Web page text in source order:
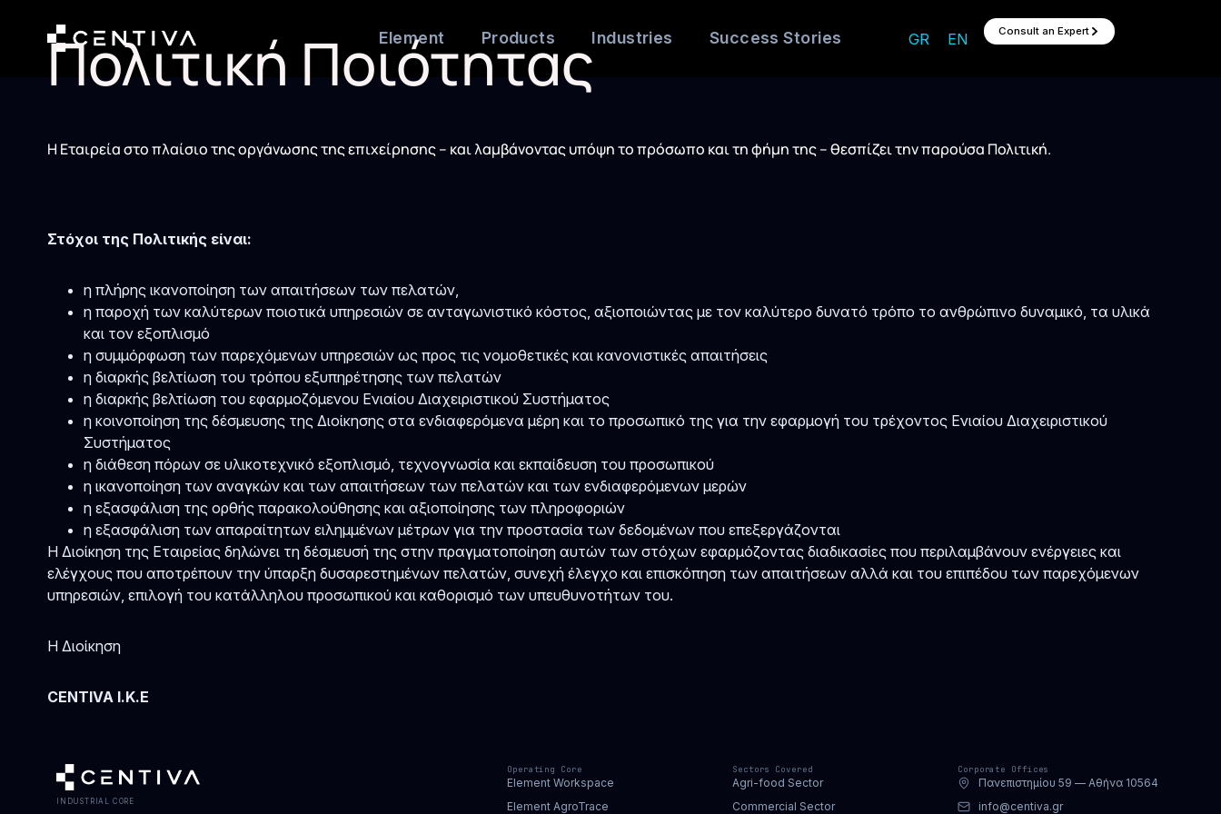
Element Products Industries Success Stories GR EN Consult an Expert
Πολιτική Ποιότητας
Η Εταιρεία στο πλαίσιο της οργάνωσης της επιχείρησης – και λαμβάνοντας υπόψη το πρόσωπο και τη φήμη της – θεσπίζει την παρούσα Πολιτική.
Στόχοι της Πολιτικής είναι:
η πλήρης ικανοποίηση των απαιτήσεων των πελατών,
η παροχή των καλύτερων ποιοτικά υπηρεσιών σε ανταγωνιστικό κόστος, αξιοποιώντας με τον καλύτερο δυνατό τρόπο το ανθρώπινο δυναμικό, τα υλικά
και τον εξοπλισμό
η συμμόρφωση των παρεχόμενων υπηρεσιών ως προς τις νομοθετικές και κανονιστικές απαιτήσεις
η διαρκής βελτίωση του τρόπου εξυπηρέτησης των πελατών
η διαρκής βελτίωση του εφαρμοζόμενου Ενιαίου Διαχειριστικού Συστήματος
η κοινοποίηση της δέσμευσης της Διοίκησης στα ενδιαφερόμενα μέρη και το προσωπικό της για την εφαρμογή του τρέχοντος Ενιαίου Διαχειριστικού
Συστήματος
η διάθεση πόρων σε υλικοτεχνικό εξοπλισμό, τεχνογνωσία και εκπαίδευση του προσωπικού
η ικανοποίηση των αναγκών και των απαιτήσεων των πελατών και των ενδιαφερόμενων μερών
η εξασφάλιση της ορθής παρακολούθησης και αξιοποίησης των πληροφοριών
η εξασφάλιση των απαραίτητων ειλημμένων μέτρων για την προστασία των δεδομένων που επεξεργάζονται
Η Διοίκηση της Εταιρείας δηλώνει τη δέσμευσή της στην πραγματοποίηση αυτών των στόχων εφαρμόζοντας διαδικασίες που περιλαμβάνουν ενέργειες και
ελέγχους που αποτρέπουν την ύπαρξη δυσαρεστημένων πελατών, συνεχή έλεγχο και επισκόπηση των απαιτήσεων αλλά και του επιπέδου των παρεχόμενων
υπηρεσιών, επιλογή του κατάλληλου προσωπικού και καθορισμό των υπευθυνοτήτων του.
Η Διοίκηση
CENTIVA I.K.E
INDUSTRIAL CORE
Operating Core
Element Workspace
Element AgroTrace
Sectors Covered
Agri-food Sector
Commercial Sector
Corporate Offices
Πανεπιστημίου 59 — Αθήνα 10564
info@centiva.gr